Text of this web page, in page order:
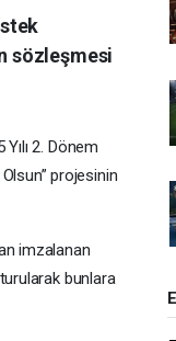
sözleşmesi
2. Dönem
projesinin
imzalanan
bunlara